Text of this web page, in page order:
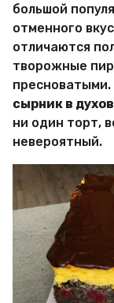
р
М
и
р
Х
и
т
р
о
с
й
большой
отменного
отличаются
творожные
пресноватыми.
сырник в
ни один торт,
невероятный.